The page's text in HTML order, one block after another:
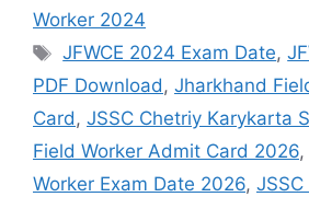
Worker 2024
Tags
JFWCE 2024 Exam Date,
PDF Download, Jharkhand
Card, JSSC Chetriy Karykarta
Field Worker Admit Card 2026,
Worker Exam Date 2026,